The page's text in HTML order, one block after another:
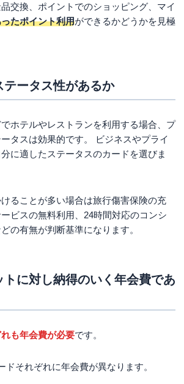
交換、ポイントでのショッピング、マイ
たポイント利用ができるかどうかを見極
テータス性があるか
ホテルやレストランを利用する場合、プ
タスは効果的です。 ビジネスやプライ
に適したステータスのカードを選びま
ることが多い場合は旅行傷害保険の充
ビスの無料利用、24時間対応のコンシ
の有無が判断基準になります。
に対し納得のいく年会費であ
れも年会費が必要です。
ドそれぞれに年会費が異なります。